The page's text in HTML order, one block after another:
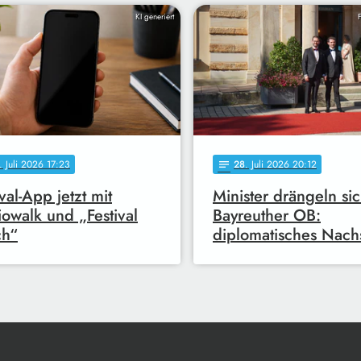
KI generiert
. Juli 2026 17:23
App jetzt mit
und „Festival
notes 28. Juli 2026 20:12
Minister drängeln
Bayreuther OB:
diplomatisches